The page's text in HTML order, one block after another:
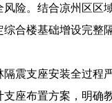
险。结合凉州区区
合楼基础增设完整
震支座安装全过程
座布置方案，明确